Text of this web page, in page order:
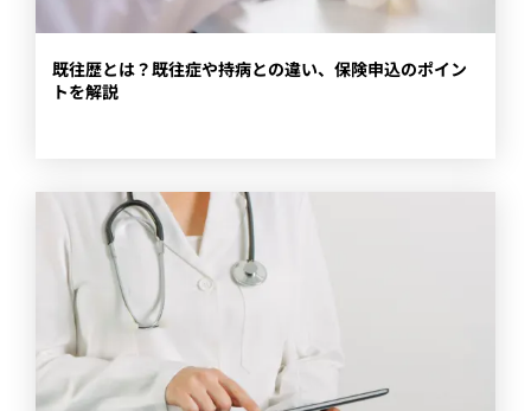
​既往歴とは？既往症や持病との違い、保険申込のポイン
トを解説